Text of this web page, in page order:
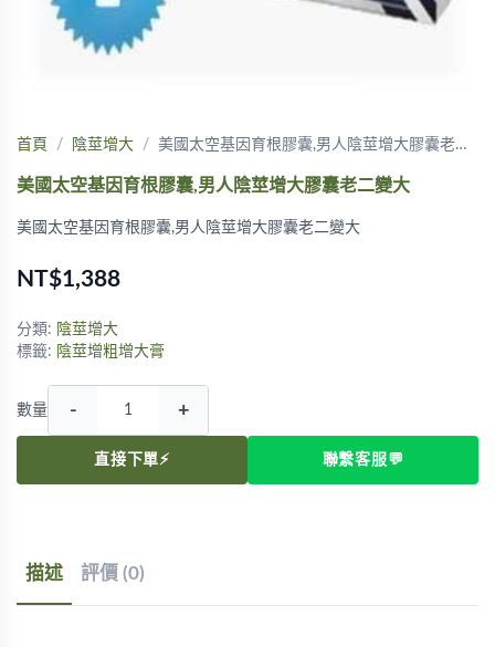
首頁 陰莖增大 美國太空基因育根膠囊,男人陰莖增大膠囊老…
美國太空基因育根膠囊,男人陰莖增大膠囊老二變大
美國太空基因育根膠囊,男人陰莖增大膠囊老二變大
NT$1,388
分類: 陰莖增大
標籤: 陰莖增粗增大膏
數量 - +
直接下單⚡ 聯繫客服💬
描述 評價 (0)